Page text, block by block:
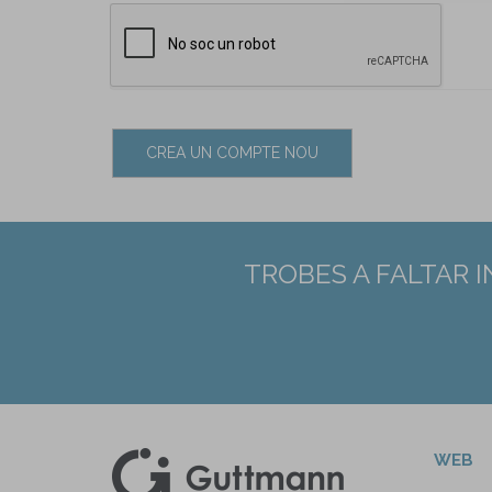
CREA UN COMPTE NOU
TROBES A FALTAR
WEB